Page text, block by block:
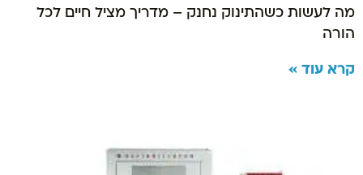
מה לעשות כשהתינוק נחנק – מדריך מציל חיים לכל
הורה
קרא עוד »